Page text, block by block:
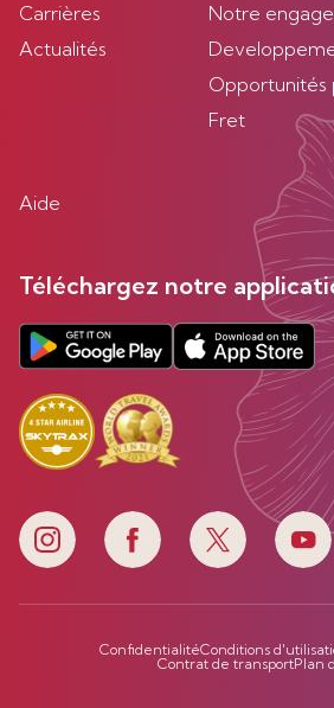
Carrières
Actualités
Notre
Opportunités
Fret
Aide
Téléchargez notre
ConfidentialitéConditions
Contrat de transportPlan